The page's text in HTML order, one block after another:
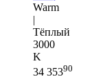
Warm
|
Тёплый
3000
K
34 35390